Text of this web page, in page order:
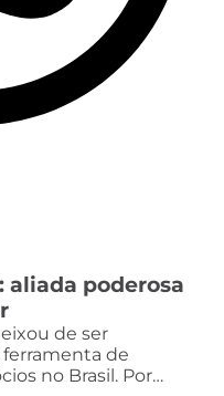
poderosa
de ser
de
no Brasil. Por…